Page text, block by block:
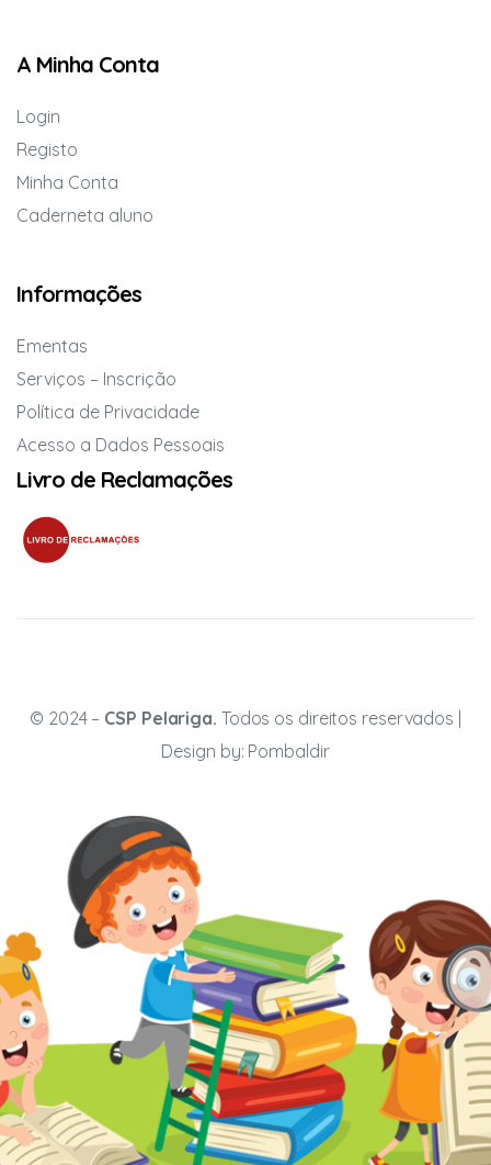
A Minha Conta
Login
Registo
Minha Conta
Caderneta aluno
Informações
Ementas
Serviços – Inscrição
Política de Privacidade
Acesso a Dados Pessoais
Livro de Reclamações
© 2024 – CSP Pelariga. Todos os direitos reservados |
Design by: Pombaldir